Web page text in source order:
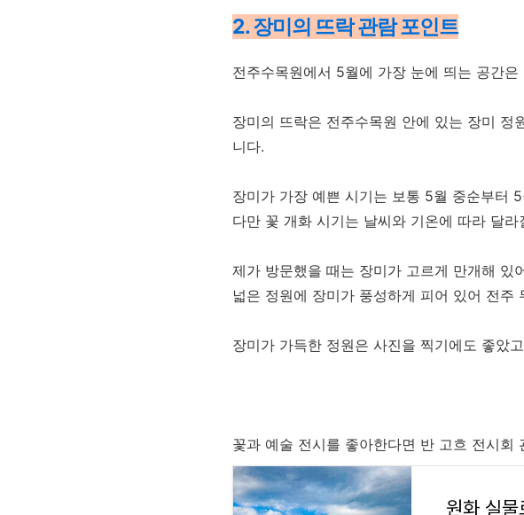
2. 장미의 뜨락 관람 포인트
전주수목원에서 5월에 가장 눈에 띄는 공간은
장미의 뜨락은 전주수목원 안에 있는 장미
니다.
장미가 가장 예쁜 시기는 보통 5월 중순부터
다만 꽃 개화 시기는 날씨와 기온에 따라 달
제가 방문했을 때는 장미가 고르게 만개해 있
넓은 정원에 장미가 풍성하게 피어 있어 전
장미가 가득한 정원은 사진을 찍기에도 좋았
꽃과 예술 전시를 좋아한다면 반 고흐 전시회